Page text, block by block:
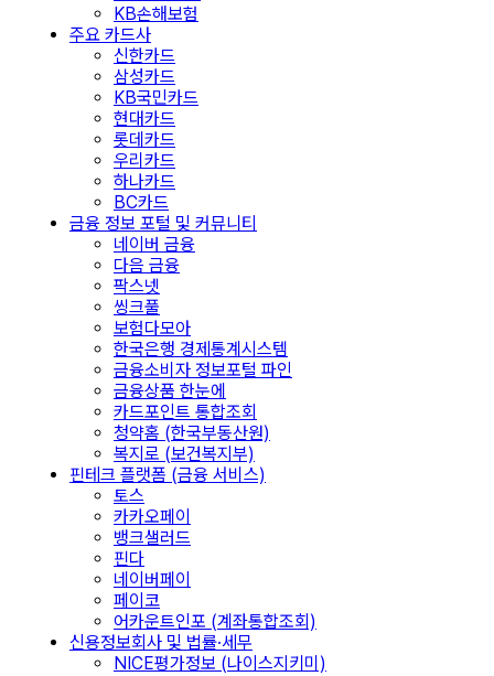
KB손해보험
주요 카드사
신한카드
삼성카드
KB국민카드
현대카드
롯데카드
우리카드
하나카드
BC카드
금융 정보 포털 및 커뮤니티
네이버 금융
다음 금융
팍스넷
씽크풀
보험다모아
한국은행 경제통계시스템
금융소비자 정보포털 파인
금융상품 한눈에
카드포인트 통합조회
청약홈 (한국부동산원)
복지로 (보건복지부)
핀테크 플랫폼 (금융 서비스)
토스
카카오페이
뱅크샐러드
핀다
네이버페이
페이코
어카운트인포 (계좌통합조회)
신용정보회사 및 법률·세무
NICE평가정보 (나이스지키미)